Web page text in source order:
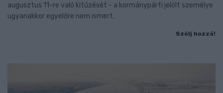
augusztus 11-re való kitűzését - a kormánypárti jelölt személye
ugyanakkor egyelőre nem ismert.
Szólj hozzá!